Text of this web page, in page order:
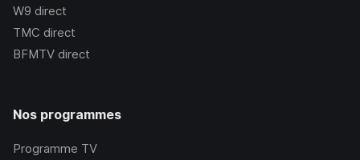
W9 direct
TMC direct
BFMTV direct
Nos programmes
Programme TV